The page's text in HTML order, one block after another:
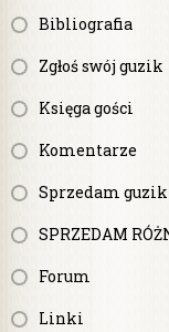
Bibliografia
Zgłoś swój guzik
Księga gości
Komentarze
Sprzedam
SPRZEDAM
Forum
Linki